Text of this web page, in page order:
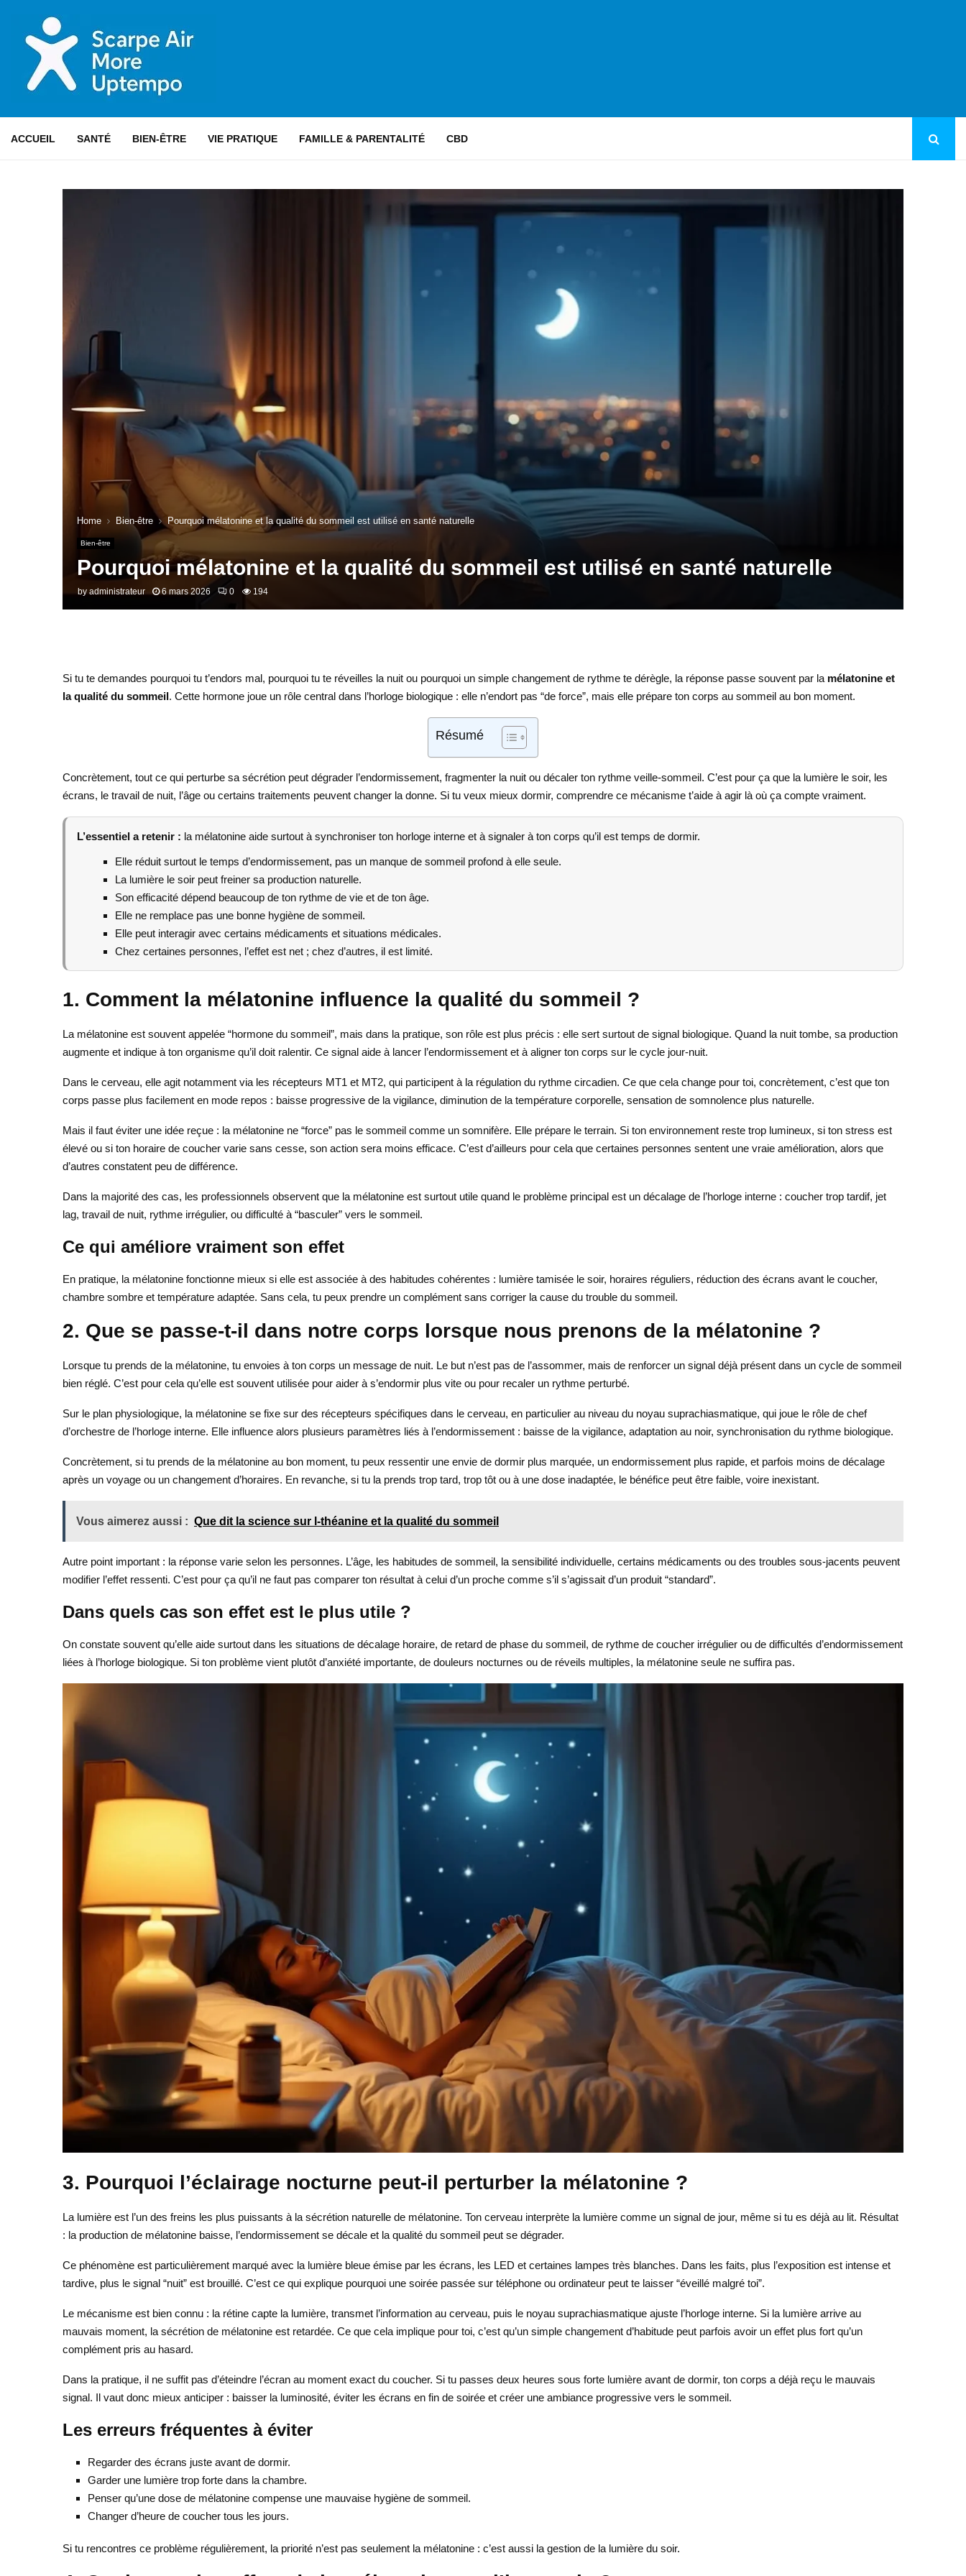
ACCUEIL SANTÉ BIEN-ÊTRE VIE PRATIQUE FAMILLE & PARENTALITÉ CBD
Home Bien-être Pourquoi mélatonine et la qualité du sommeil est utilisé en santé naturelle
Bien-être
Pourquoi mélatonine et la qualité du sommeil est utilisé en santé naturelle
by administrateur 6 mars 2026 0 194
Si tu te demandes pourquoi tu t’endors mal, pourquoi tu te réveilles la nuit ou pourquoi un simple changement de rythme te dérègle, la réponse passe souvent par la mélatonine et
la qualité du sommeil. Cette hormone joue un rôle central dans l’horloge biologique : elle n’endort pas “de force”, mais elle prépare ton corps au sommeil au bon moment.
Résumé
Concrètement, tout ce qui perturbe sa sécrétion peut dégrader l’endormissement, fragmenter la nuit ou décaler ton rythme veille-sommeil. C’est pour ça que la lumière le soir, les
écrans, le travail de nuit, l’âge ou certains traitements peuvent changer la donne. Si tu veux mieux dormir, comprendre ce mécanisme t’aide à agir là où ça compte vraiment.
L’essentiel a retenir : la mélatonine aide surtout à synchroniser ton horloge interne et à signaler à ton corps qu’il est temps de dormir.
Elle réduit surtout le temps d’endormissement, pas un manque de sommeil profond à elle seule.
La lumière le soir peut freiner sa production naturelle.
Son efficacité dépend beaucoup de ton rythme de vie et de ton âge.
Elle ne remplace pas une bonne hygiène de sommeil.
Elle peut interagir avec certains médicaments et situations médicales.
Chez certaines personnes, l’effet est net ; chez d’autres, il est limité.
1. Comment la mélatonine influence la qualité du sommeil ?
La mélatonine est souvent appelée “hormone du sommeil”, mais dans la pratique, son rôle est plus précis : elle sert surtout de signal biologique. Quand la nuit tombe, sa production
augmente et indique à ton organisme qu’il doit ralentir. Ce signal aide à lancer l’endormissement et à aligner ton corps sur le cycle jour-nuit.
Dans le cerveau, elle agit notamment via les récepteurs MT1 et MT2, qui participent à la régulation du rythme circadien. Ce que cela change pour toi, concrètement, c’est que ton
corps passe plus facilement en mode repos : baisse progressive de la vigilance, diminution de la température corporelle, sensation de somnolence plus naturelle.
Mais il faut éviter une idée reçue : la mélatonine ne “force” pas le sommeil comme un somnifère. Elle prépare le terrain. Si ton environnement reste trop lumineux, si ton stress est
élevé ou si ton horaire de coucher varie sans cesse, son action sera moins efficace. C’est d’ailleurs pour cela que certaines personnes sentent une vraie amélioration, alors que
d’autres constatent peu de différence.
Dans la majorité des cas, les professionnels observent que la mélatonine est surtout utile quand le problème principal est un décalage de l’horloge interne : coucher trop tardif, jet
lag, travail de nuit, rythme irrégulier, ou difficulté à “basculer” vers le sommeil.
Ce qui améliore vraiment son effet
En pratique, la mélatonine fonctionne mieux si elle est associée à des habitudes cohérentes : lumière tamisée le soir, horaires réguliers, réduction des écrans avant le coucher,
chambre sombre et température adaptée. Sans cela, tu peux prendre un complément sans corriger la cause du trouble du sommeil.
2. Que se passe-t-il dans notre corps lorsque nous prenons de la mélatonine ?
Lorsque tu prends de la mélatonine, tu envoies à ton corps un message de nuit. Le but n’est pas de l’assommer, mais de renforcer un signal déjà présent dans un cycle de sommeil
bien réglé. C’est pour cela qu’elle est souvent utilisée pour aider à s’endormir plus vite ou pour recaler un rythme perturbé.
Sur le plan physiologique, la mélatonine se fixe sur des récepteurs spécifiques dans le cerveau, en particulier au niveau du noyau suprachiasmatique, qui joue le rôle de chef
d’orchestre de l’horloge interne. Elle influence alors plusieurs paramètres liés à l’endormissement : baisse de la vigilance, adaptation au noir, synchronisation du rythme biologique.
Concrètement, si tu prends de la mélatonine au bon moment, tu peux ressentir une envie de dormir plus marquée, un endormissement plus rapide, et parfois moins de décalage
après un voyage ou un changement d’horaires. En revanche, si tu la prends trop tard, trop tôt ou à une dose inadaptée, le bénéfice peut être faible, voire inexistant.
Vous aimerez aussi : Que dit la science sur l-théanine et la qualité du sommeil
Autre point important : la réponse varie selon les personnes. L’âge, les habitudes de sommeil, la sensibilité individuelle, certains médicaments ou des troubles sous-jacents peuvent
modifier l’effet ressenti. C’est pour ça qu’il ne faut pas comparer ton résultat à celui d’un proche comme s’il s’agissait d’un produit “standard”.
Dans quels cas son effet est le plus utile ?
On constate souvent qu’elle aide surtout dans les situations de décalage horaire, de retard de phase du sommeil, de rythme de coucher irrégulier ou de difficultés d’endormissement
liées à l’horloge biologique. Si ton problème vient plutôt d’anxiété importante, de douleurs nocturnes ou de réveils multiples, la mélatonine seule ne suffira pas.
3. Pourquoi l’éclairage nocturne peut-il perturber la mélatonine ?
La lumière est l’un des freins les plus puissants à la sécrétion naturelle de mélatonine. Ton cerveau interprète la lumière comme un signal de jour, même si tu es déjà au lit. Résultat
: la production de mélatonine baisse, l’endormissement se décale et la qualité du sommeil peut se dégrader.
Ce phénomène est particulièrement marqué avec la lumière bleue émise par les écrans, les LED et certaines lampes très blanches. Dans les faits, plus l’exposition est intense et
tardive, plus le signal “nuit” est brouillé. C’est ce qui explique pourquoi une soirée passée sur téléphone ou ordinateur peut te laisser “éveillé malgré toi”.
Le mécanisme est bien connu : la rétine capte la lumière, transmet l’information au cerveau, puis le noyau suprachiasmatique ajuste l’horloge interne. Si la lumière arrive au
mauvais moment, la sécrétion de mélatonine est retardée. Ce que cela implique pour toi, c’est qu’un simple changement d’habitude peut parfois avoir un effet plus fort qu’un
complément pris au hasard.
Dans la pratique, il ne suffit pas d’éteindre l’écran au moment exact du coucher. Si tu passes deux heures sous forte lumière avant de dormir, ton corps a déjà reçu le mauvais
signal. Il vaut donc mieux anticiper : baisser la luminosité, éviter les écrans en fin de soirée et créer une ambiance progressive vers le sommeil.
Les erreurs fréquentes à éviter
Regarder des écrans juste avant de dormir.
Garder une lumière trop forte dans la chambre.
Penser qu’une dose de mélatonine compense une mauvaise hygiène de sommeil.
Changer d’heure de coucher tous les jours.
Si tu rencontres ce problème régulièrement, la priorité n’est pas seulement la mélatonine : c’est aussi la gestion de la lumière du soir.